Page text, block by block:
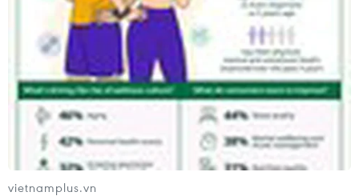
TIN LIÊN QUAN
vietnamplus.vn